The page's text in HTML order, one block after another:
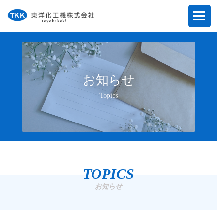
お知らせ
Topics
TOPICS
お知らせ